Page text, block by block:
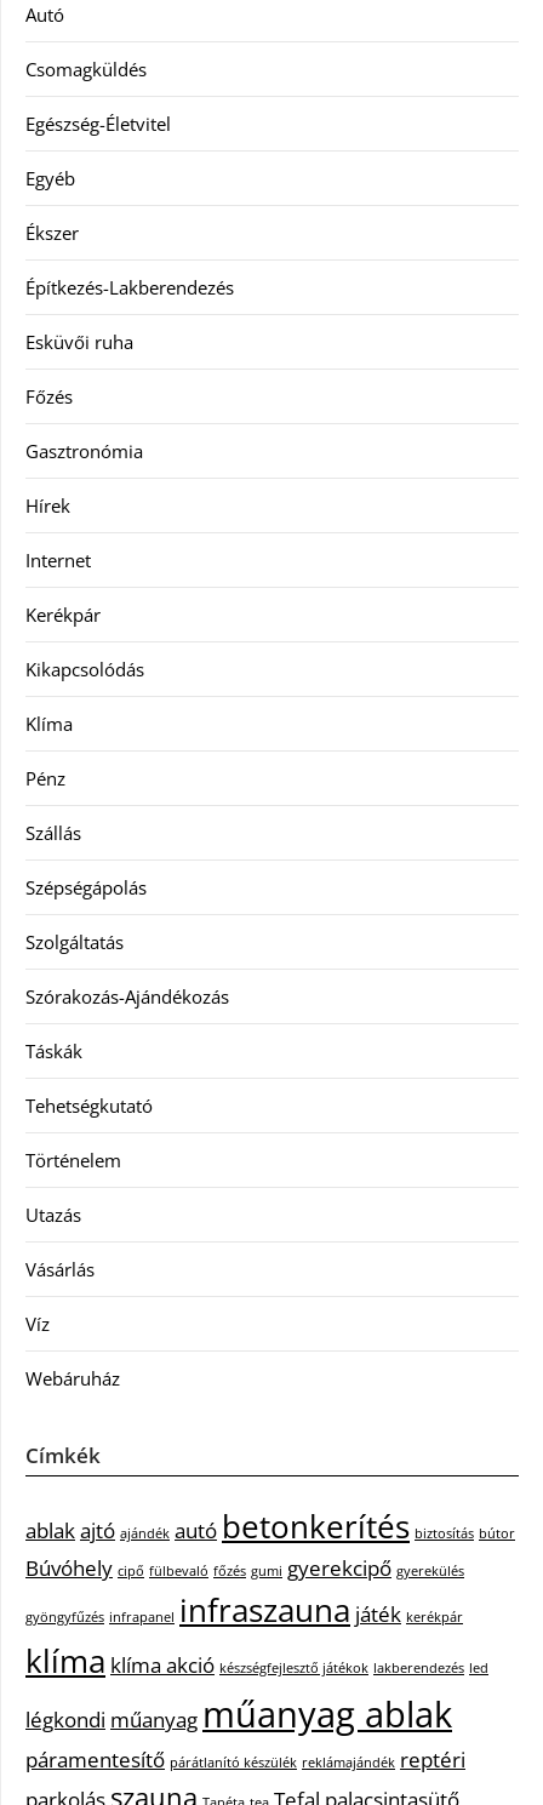
Autó
Csomagküldés
Egészség-Életvitel
Egyéb
Ékszer
Építkezés-Lakberendezés
Esküvői ruha
Főzés
Gasztronómia
Hírek
Internet
Kerékpár
Kikapcsolódás
Klíma
Pénz
Szállás
Szépségápolás
Szolgáltatás
Szórakozás-Ajándékozás
Táskák
Tehetségkutató
Történelem
Utazás
Vásárlás
Víz
Webáruház
Címkék
ablakajtó ajándék autó betonkerítés biztosítás bútor
Búvóhely cipő fülbevaló főzés gumi gyerekcipő gyerekülés
gyöngyfűzés infrapanel infraszauna játék kerékpár
klíma klíma akció készségfejlesztő játékok lakberendezés led
légkondi műanyag műanyag ablak
páramentesítő párátlanító készülék reklámajándék reptéri
parkolás szauna Tefal palacsintasütő